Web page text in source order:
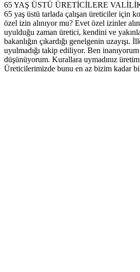
65 YAŞ ÜSTÜ ÜRETİCİLERE
65 yaş üstü tarlada çalışan üreticiler için
özel izin alınıyor mu? Evet özel izinler
uyulduğu zaman üretici, kendini ve
bakanlığın çıkardığı genelgenin
uyulmadığı takip ediliyor. Ben
düşünüyorum. Kurallara uymadınız
Üreticilerimizde bunu en az bizim kadar